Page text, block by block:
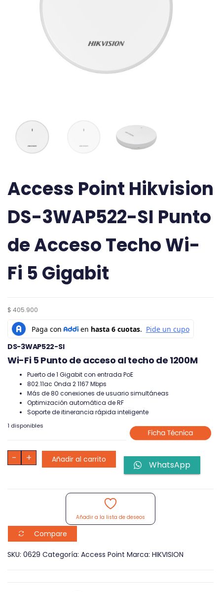
Access Point Hikvision
DS-3WAP522-SI Punto
de Acceso Techo Wi-
Fi 5 Gigabit
$ 405.900
DS-3WAP522-SI
Wi-Fi 5 Punto de acceso al techo de 1200M
Puerto de 1 Gigabit con entrada PoE
802.11ac Onda 2 1167 Mbps
Más de 80 conexiones de usuario simultáneas
Optimización automática de RF
Soporte de itinerancia rápida inteligente
1 disponibles
-
Access
Point
Acceso
Techo
Fi
+ Añadir al carrito WhatsApp
Añadir a la lista de deseos
Compare
SKU: 0629 Categoría: Access Point Marca: HIKVISION